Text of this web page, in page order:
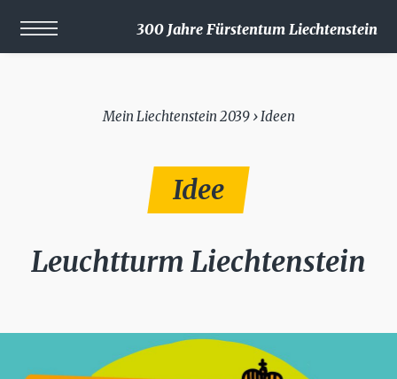
300 Jahre Fürstentum Liechtenstein
Mein Liechtenstein 2039 › Ideen
Idee
Leuchtturm Liechtenstein